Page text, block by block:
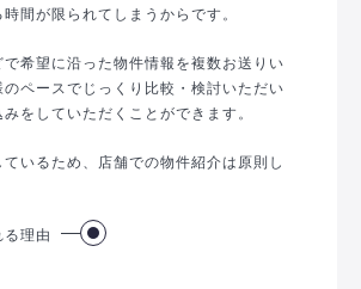
間が限られてしまうからです。
希望に沿った物件情報を複数お送りい
ペースでじっくり比較・検討いただい
をしていただくことができます。
いるため、店舗での物件紹介は原則し
理由